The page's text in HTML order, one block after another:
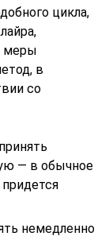
цикла,
меры
в
со
— в обычное
немедленно